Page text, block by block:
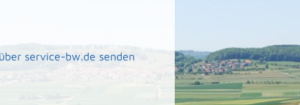
service-bw.de senden